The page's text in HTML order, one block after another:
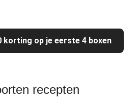
korting op je eerste 4 boxen
recepten